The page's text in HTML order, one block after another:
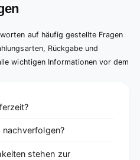
auf häufig gestellte Fragen
Rückgabe und
wichtigen Informationen vor dem
nachverfolgen?
stehen zur